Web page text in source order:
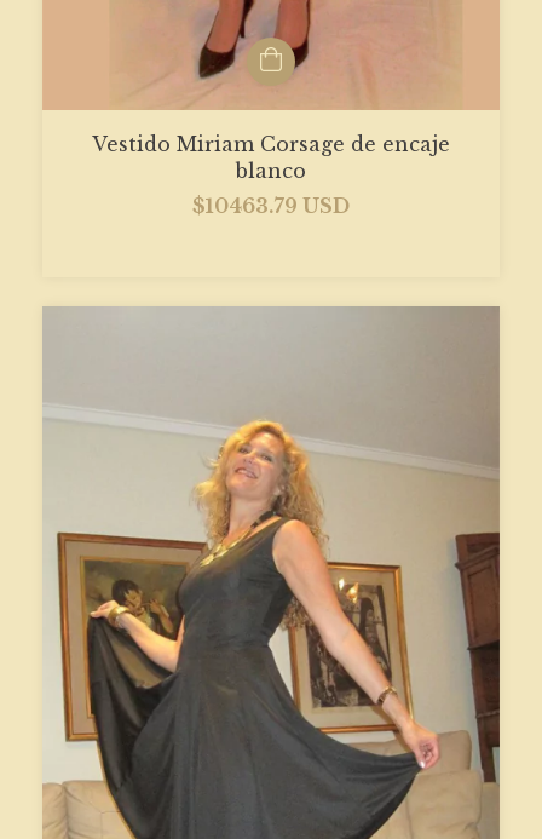
Vestido Miriam Corsage de encaje
blanco
$10463.79 USD